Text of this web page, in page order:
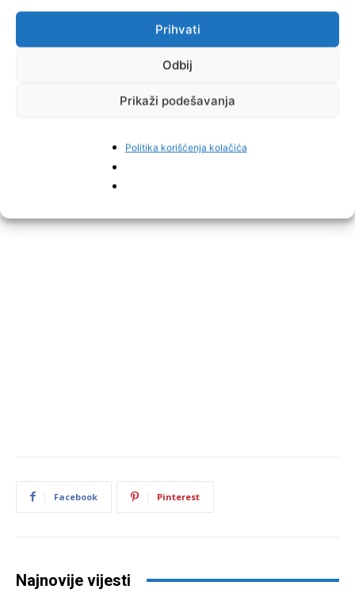
Prihvati
Odbij
Prikaži podešavanja
Politika korišćenja kolačića
stanje na granicama i uzmu u obzir moguće zastoje pri planiranju
Press Media BiH.
Facebook Pinterest
Najnovije vijesti